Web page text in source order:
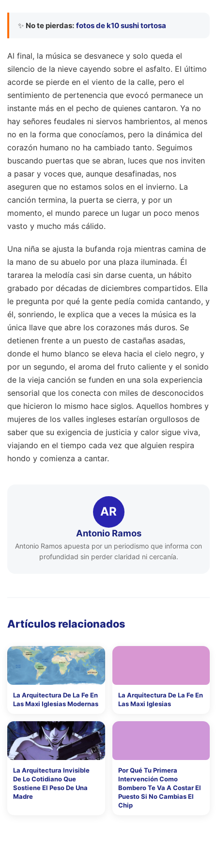
✨ No te pierdas: fotos de k10 sushi tortosa
Al final, la música se desvanece y solo queda el
silencio de la nieve cayendo sobre el asfalto. El último
acorde se pierde en el viento de la calle, pero el
sentimiento de pertenencia que evocó permanece un
instante más en el pecho de quienes cantaron. Ya no
hay señores feudales ni siervos hambrientos, al menos
no en la forma que conocíamos, pero la dinámica del
corazón humano no ha cambiado tanto. Seguimos
buscando puertas que se abran, luces que nos inviten
a pasar y voces que, aunque desafinadas, nos
aseguren que no estamos solos en el invierno. La
canción termina, la puerta se cierra, y por un
momento, el mundo parece un lugar un poco menos
vasto y mucho más cálido.
Una niña se ajusta la bufanda roja mientras camina de
la mano de su abuelo por una plaza iluminada. Él
tararea la melodía casi sin darse cuenta, un hábito
grabado por décadas de diciembres compartidos. Ella
le pregunta por qué la gente pedía comida cantando, y
él, sonriendo, le explica que a veces la música es la
única llave que abre los corazones más duros. Se
detienen frente a un puesto de castañas asadas,
donde el humo blanco se eleva hacia el cielo negro, y
por un segundo, el aroma del fruto caliente y el sonido
de la vieja canción se funden en una sola experiencia
sensorial que los conecta con miles de desconocidos
que hicieron lo mismo hace siglos. Aquellos hombres y
mujeres de los valles ingleses estarían orgullosos de
saber que su exigencia de justicia y calor sigue viva,
viajando en el tiempo cada vez que alguien respira
hondo y comienza a cantar.
AR
Antonio Ramos
Antonio Ramos apuesta por un periodismo que informa con
profundidad sin perder claridad ni cercanía.
Artículos relacionados
La Arquitectura De La Fe En
Las Maxi Iglesias Modernas
La Arquitectura De La Fe En
Las Maxi Iglesias
La Arquitectura Invisible
De Lo Cotidiano Que
Sostiene El Peso De Una
Madre
Por Qué Tu Primera
Intervención Como
Bombero Te Va A Costar El
Puesto Si No Cambias El
Chip